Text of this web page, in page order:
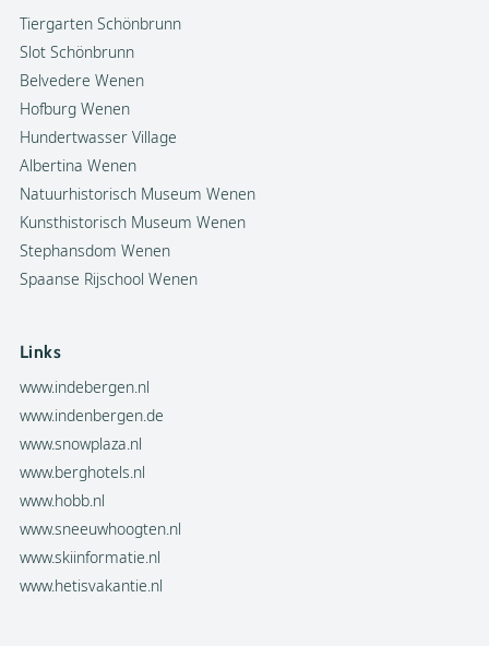
Tiergarten Schönbrunn
Slot Schönbrunn
Belvedere Wenen
Hofburg Wenen
Hundertwasser Village
Albertina Wenen
Natuurhistorisch Museum Wenen
Kunsthistorisch Museum Wenen
Stephansdom Wenen
Spaanse Rijschool Wenen
Links
www.indebergen.nl
www.indenbergen.de
www.snowplaza.nl
www.berghotels.nl
www.hobb.nl
www.sneeuwhoogten.nl
www.skiinformatie.nl
www.hetisvakantie.nl